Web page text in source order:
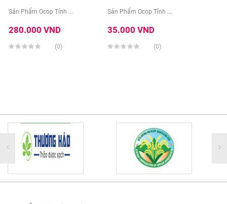
Sản Phẩm Ocop Tỉnh ...
280.000 VND
(0)
Sản Phẩm Ocop Tỉnh ...
35.000 VND
(0)